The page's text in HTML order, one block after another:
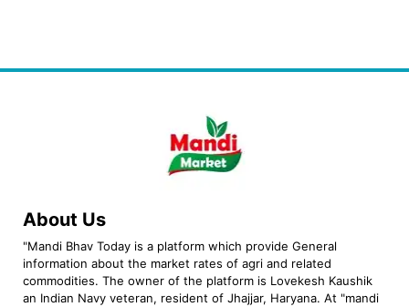
About Us
"Mandi Bhav Today is a platform which provide General
information about the market rates of agri and related
commodities. The owner of the platform is Lovekesh Kaushik
an Indian Navy veteran, resident of Jhajjar, Haryana. At "mandi